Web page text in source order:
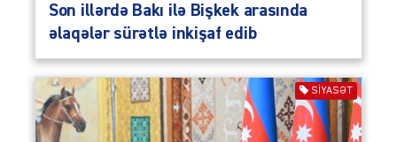
Son illərdə Bakı ilə Bişkek arasında
əlaqələr sürətlə inkişaf edib
SIYASƏT